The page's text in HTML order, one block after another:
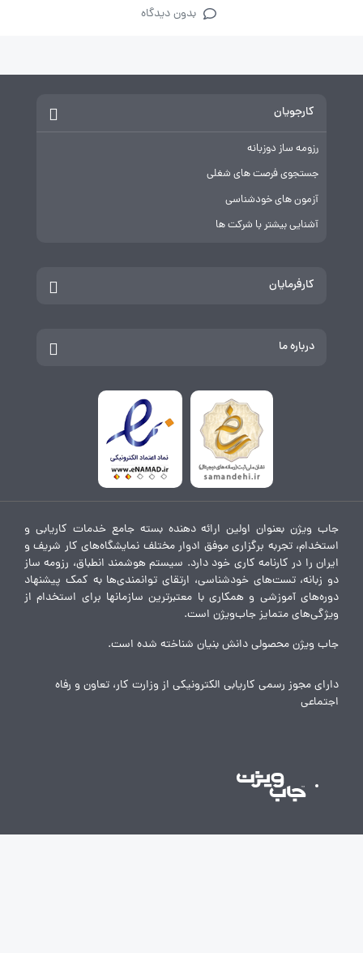
بدون دیدگاه
کارجویان
رزومه ساز دوزبانه
جستجوی فرصت های شغلی
آزمون های خودشناسی
آشنایی بیشتر با شرکت ها
کارفرمایان
درباره ما
جاب ویژن بعنوان اولین ارائه دهنده بسته جامع خدمات کاریابی و
استخدام، تجربه برگزاری موفق ادوار مختلف نمایشگاه‌های کار شریف و
ایران را در کارنامه کاری خود دارد. سیستم هوشمند انطباق، رزومه ساز
دو زبانه، تست‌های خودشناسی، ارتقای توانمندی‌ها به کمک پیشنهاد
دوره‌های آموزشی و همکاری با معتبرترین سازمانها برای استخدام از
ویژگی‌های متمایز جاب‌ویژن است.
جاب ویژن محصولی دانش بنیان شناخته شده است.
دارای مجوز رسمی کاریابی الکترونیکی از وزارت کار، تعاون و رفاه
اجتماعی